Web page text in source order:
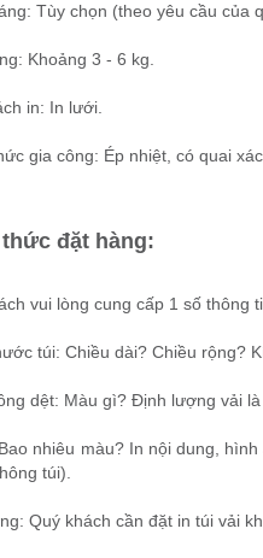
Tùy chọn (theo yêu cầu của
Khoảng 3 - 6 kg.
in: In lưới.
gia công: Ép nhiệt, có quai
đặt hàng:
vui lòng cung cấp 1 số thông
túi: Chiều dài? Chiều rộng?
dệt: Màu gì? Định lượng vải
nhiêu màu? In nội dung,
túi).
Quý khách cần đặt in túi vải